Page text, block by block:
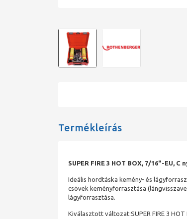
Termékleírás
SUPER FIRE 3 HOT BOX, 7/16"-EU,
Ideális hordtáska kemény- és
csövek keményforrasztása
lágyforrasztása.
Kiválasztott változat:SUPER FIRE 3